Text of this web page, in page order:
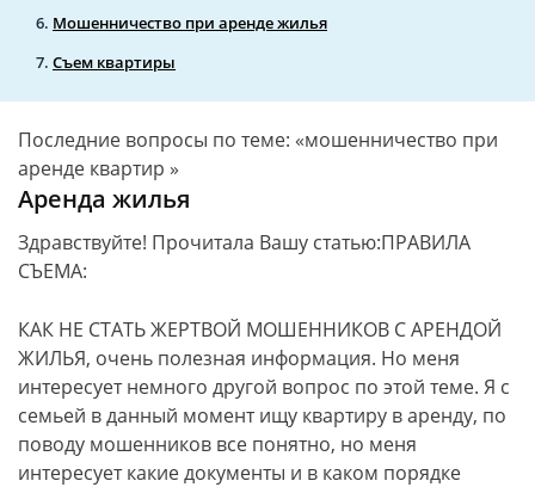
Мошенничество при аренде жилья
Съем квартиры
Последние вопросы по теме: «мошенничество при
аренде квартир »
Аренда жилья
Здравствуйте! Прочитала Вашу статью:ПРАВИЛА
СЪЕМА:
КАК НЕ СТАТЬ ЖЕРТВОЙ МОШЕННИКОВ С АРЕНДОЙ
ЖИЛЬЯ, очень полезная информация. Но меня
интересует немного другой вопрос по этой теме. Я с
семьей в данный момент ищу квартиру в аренду, по
поводу мошенников все понятно, но меня
интересует какие документы и в каком порядке